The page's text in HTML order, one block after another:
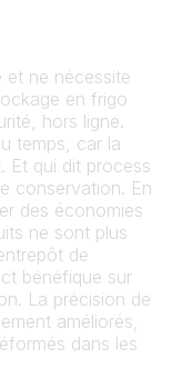
et ne nécessite
en frigo
hors ligne.
temps, car la
Et qui dit process
conservation. En
des économies
ne sont plus
de
bénéfique sur
La précision de
améliorés,
dans les